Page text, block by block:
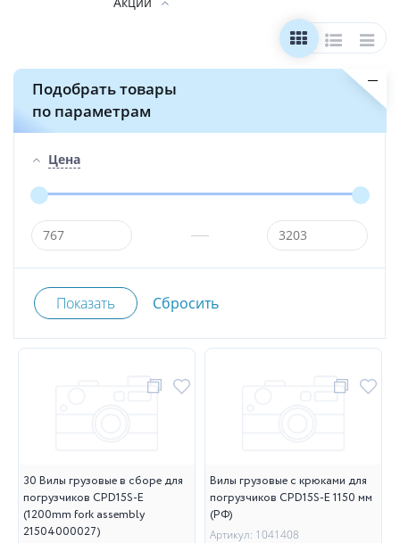
Подобрать товары
по параметрам
Цена
30 Вилы грузовые в сборе для
погрузчиков CPD15S-E
(1200mm fork assembly
21504000027)
Вилы грузовые с крюками для
погрузчиков CPD15S-E 1150 мм
(РФ)
Артикул: 1041408